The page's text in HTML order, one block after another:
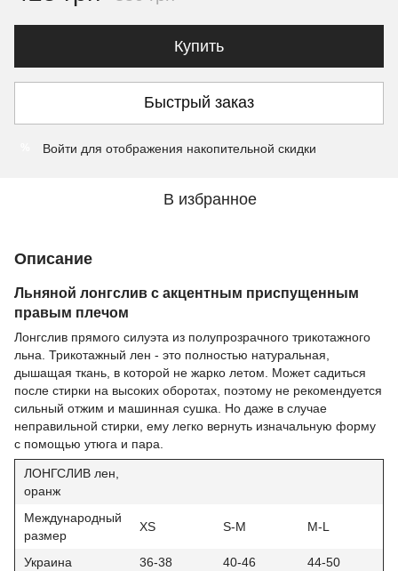
Купить
Быстрый заказ
Войти для отображения накопительной скидки
В избранное
Описание
Льняной лонгслив с акцентным приспущенным
правым плечом
Лонгслив прямого силуэта из полупрозрачного трикотажного
льна. Трикотажный лен - это полностью натуральная,
дышащая ткань, в которой не жарко летом. Может садиться
после стирки на высоких оборотах, поэтому не рекомендуется
сильный отжим и машинная сушка. Но даже в случае
неправильной стирки, ему легко вернуть изначальную форму
с помощью утюга и пара.
ЛОНГСЛИВ лен,
оранж
Международный
размер
XS S-M M-L
Украина 36-38 40-46
44-50